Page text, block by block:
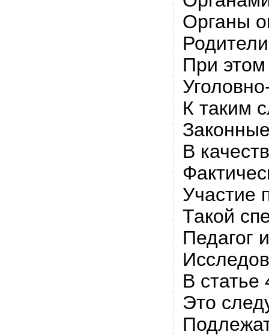
Органы
При
К таким
В
Участие
Такой
Педагог
В
Это